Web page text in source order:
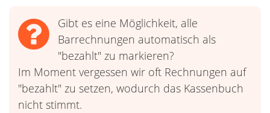
Gibt es eine Möglichkeit, alle
Barrechnungen automatisch als
"bezahlt" zu markieren?
Im Moment vergessen wir oft Rechnungen auf
"bezahlt" zu setzen, wodurch das Kassenbuch
nicht stimmt.